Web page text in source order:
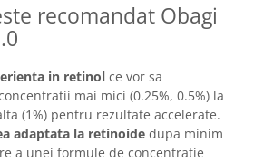
recomandat Obagi
in retinol ce vor sa
mai mici (0.25%, 0.5%) la
(1%) pentru rezultate accelerate.
adaptata la retinoide dupa minim
a unei formule de concentratie